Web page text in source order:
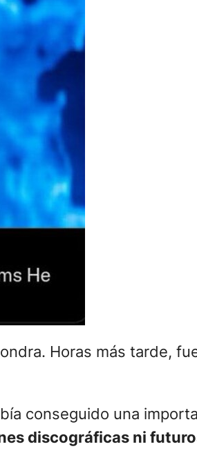
Horas más tarde,
conseguido una
discográficas ni